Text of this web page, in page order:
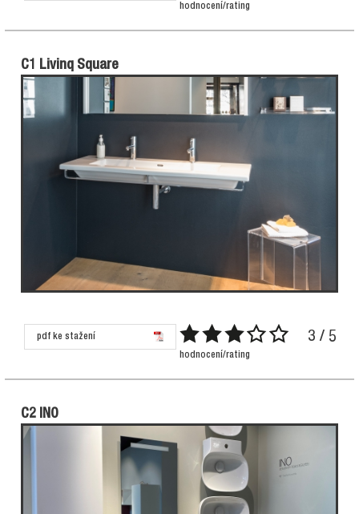
hodnocení/rating
C1 Livinq Square
pdf ke stažení 3 / 5
hodnocení/rating
C2 INO